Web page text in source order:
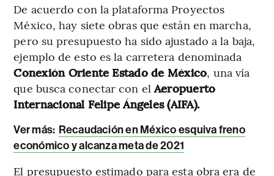
De acuerdo con la plataforma Proyectos
México, hay siete obras que están en marcha,
pero su presupuesto ha sido ajustado a la baja,
ejemplo de esto es la carretera denominada
Conexión Oriente Estado de México, una vía
que busca conectar con elAeropuerto
Internacional Felipe Ángeles (AIFA).
Ver más: Recaudación en México esquiva freno
económico y alcanza meta de 2021
El presupuesto estimado para esta obra era de